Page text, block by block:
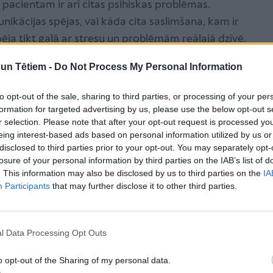
Tētiem - Do Not Process My Personal Information
opt-out of the sale, sharing to third parties, or processing of your
for targeted advertising by us, please use the below opt-out
selection. Please note that after your opt-out request is processed
interest-based ads based on personal information utilized by us
to third parties prior to your opt-out. You may separately
of your personal information by third parties on the IAB’s list of
This information may also be disclosed by us to third parties on the
Participants that may further disclose it to other third parties.
Data Processing Opt Outs
opt-out of the Sharing of my personal data.
ir arī citas psihiskas problēmas.
spējas, vai kāda cita saslimšana, kam ir
tikt galā ar stresu un problēmām reālajā dzīvē.
kautrīgajiem, kompleksu un raižu
kur var brīvi izpausties, atrast domubiedrus un
arī tīkls, no kura grūti izrauties.
atsevišķa kaite, parasti
problēmas. Piemēram,
spējas, vai kāda cita
simptomi – hroniska nespēja
problēmām reālajā dzīvē.